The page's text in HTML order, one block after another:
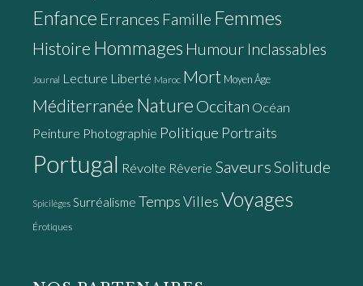
Enfance Errances Famille Femmes
Histoire Hommages Humour Inclassables
Journal Lecture Liberté Maroc Mort Moyen Âge
Méditerranée Nature Occitan Océan
Peinture Photographie Politique Portraits
Portugal Révolte Rêverie Saveurs Solitude
Spicilèges Surréalisme TempsVillesVoyages
Érotiques